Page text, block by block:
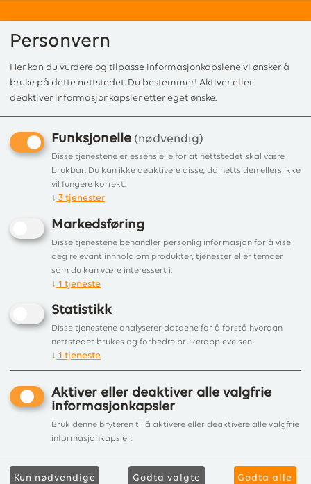
Forside/ Produkter/Tilbehør /Brennplater / Fyrrist Jøtul petite rund, -
Fyrrist Jøtul petite rund, - ut
2005
Skakerist for aske til Jøtul F 220, petite-
ut 2005
Personvern
Her kan du vurdere og tilpasse informasjonkapslene vi ønsker å
bruke på dette nettstedet. Du bestemmer! Aktiver eller
deaktiver informasjonkapsler etter eget ønske.
Funksjonelle (nødvendig)
Disse tjenestene er essensielle for at nettstedet skal være
brukbar. Du kan ikke deaktivere disse, da nettsiden ellers ikke
vil fungere korrekt.
↓ 3 tjenester
Markedsføring
Disse tjenestene behandler personlig informasjon for å vise
deg relevant innhold om produkter, tjenester eller temaer
som du kan være interessert i.
↓ 1 tjeneste
Statistikk
Disse tjenestene analyserer dataene for å forstå hvordan
nettstedet brukes og forbedre brukeropplevelsen.
↓ 1 tjeneste
Aktiver eller deaktiver alle valgfrie
informasjonkapsler
Bruk denne bryteren til å aktivere eller deaktivere alle valgfrie
informasjonkapsler.
Kun nødvendige Godta valgte Godta alle